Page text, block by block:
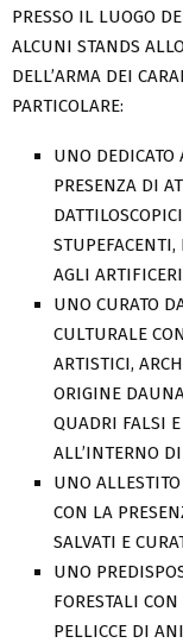
PRESSO IL LUOGO
ALCUNI STANDS
DELL’ARMA DEI
PARTICOLARE:
UNO
PRESENZA DI
AGLI
UNO CURATO
CULTURALE
ARTISTICI,
ORIGINE
QUADRI FALSI
ALL’INTERNO
UNO
CON LA
SALVATI E
UNO
FORESTALI
PELLICCE DI